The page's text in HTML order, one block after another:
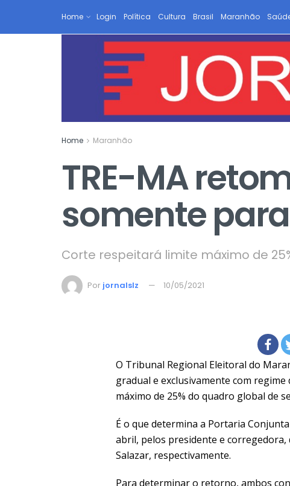
Home Login Política Cultura Brasil Maranhão
Home Maranhão
TRE-MA
somente
Corte respeitará limite máximo de
Por jornalslz 10/05/2021
O Tribunal Regional Eleitoral do
gradual e exclusivamente com
máximo de 25% do quadro global de
É o que determina a Portaria
abril, pelos presidente e corregedora,
Salazar, respectivamente.
Para determinar o retorno, ambos